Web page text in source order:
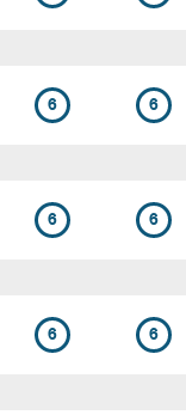
6 6
6 6
6 6